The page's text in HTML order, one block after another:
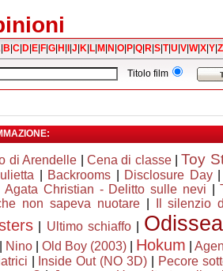
B C D E F G H J K L M N O P Q R S T|U V W|X Y Z
Titolo film
di Arendelle Cena di classe|Toy
Backrooms Disclosure Day
Agata Christian - Delitto sulle nevi |
non sapeva nuotare| Il silenzio
Ultimo schiaffo| Odissea
Nino Old Boy (2003) Hokum
Inside Out (NO 3D)
Pecore